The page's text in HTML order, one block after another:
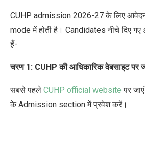
CUHP admission 2026-27 के लिए
mode में होती है। Candidates नीचे दिए
हैं-
चरण 1: CUHP की आधिकारिक वेबसाइट पर
सबसे पहले CUHP official website पर
के Admission section में प्रवेश करें।